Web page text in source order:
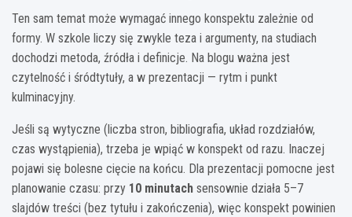
Ten sam temat może wymagać innego konspektu zależnie od
formy. W szkole liczy się zwykle teza i argumenty, na studiach
dochodzi metoda, źródła i definicje. Na blogu ważna jest
czytelność i śródtytuły, a w prezentacji — rytm i punkt
kulminacyjny.
Jeśli są wytyczne (liczba stron, bibliografia, układ rozdziałów,
czas wystąpienia), trzeba je wpiąć w konspekt od razu. Inaczej
pojawi się bolesne cięcie na końcu. Dla prezentacji pomocne jest
planowanie czasu: przy 10 minutach sensownie działa 5–7
slajdów treści (bez tytułu i zakończenia), więc konspekt powinien